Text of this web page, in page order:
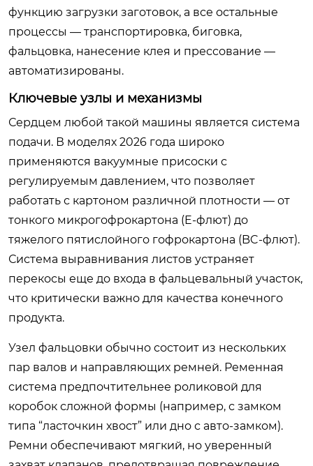
функцию загрузки заготовок, а все остальные
процессы — транспортировка, биговка,
фальцовка, нанесение клея и прессование —
автоматизированы.
Ключевые узлы и механизмы
Сердцем любой такой машины является система
подачи. В моделях 2026 года широко
применяются вакуумные присоски с
регулируемым давлением, что позволяет
работать с картоном различной плотности — от
тонкого микрогофрокартона (E-флют) до
тяжелого пятислойного гофрокартона (BC-флют).
Система выравнивания листов устраняет
перекосы еще до входа в фальцевальный участок,
что критически важно для качества конечного
продукта.
Узел фальцовки обычно состоит из нескольких
пар валов и направляющих ремней. Ременная
система предпочтительнее роликовой для
коробок сложной формы (например, с замком
типа “ласточкин хвост” или дно с авто-замком).
Ремни обеспечивают мягкий, но уверенный